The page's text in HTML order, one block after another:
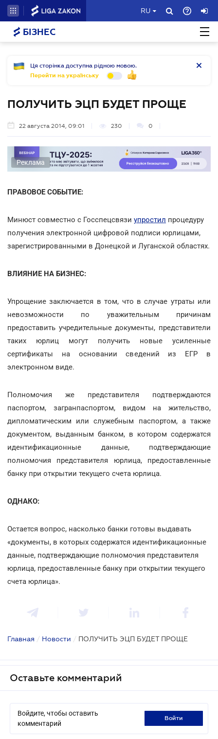
RU
БІЗНЕС
Ця сторінка доступна рідною мовою.
Перейти на українську
ПОЛУЧИТЬ ЭЦП БУДЕТ ПРОЩЕ
22 августа 2014, 09:01 230 0
Реклама
ПРАВОВОЕ СОБЫТИЕ:
Минюст совместно с Госспецсвязи упростил процедуру
получения электронной цифровой подписи юрлицами,
зарегистрированными в Донецкой и Луганской областях.
ВЛИЯНИЕ НА БИЗНЕС:
Упрощение заключается в том, что в случае утраты или
невозможности по уважительным причинам
предоставить учредительные документы, представители
таких юрлиц могут получить новые усиленные
сертификаты на основании сведений из ЕГР в
электронном виде.
Полномочия же представителя подтверждаются
паспортом, загранпаспортом, видом на жительство,
дипломатическим или служебным паспортом, а также
документом, выданным банком, в котором содержатся
идентификационные данные, подтверждающие
полномочия представителя юрлица, предоставленные
банку при открытии текущего счета юрлица.
ОДНАКО:
Остается вопрос, насколько банки готовы выдавать
«документы, в которых содержатся идентификационные
данные, подтверждающие полномочия представителя
юрлица, предоставленные банку при открытии текущего
счета юрлица».
Главная / Новости / ПОЛУЧИТЬ ЭЦП БУДЕТ ПРОЩЕ
Оставьте комментарий
Войдите, чтобы оставить
комментарий
войти